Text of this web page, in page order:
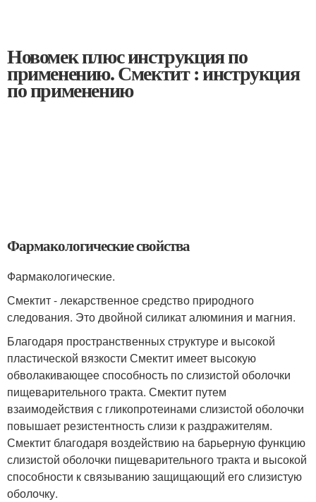
Новомек плюс инструкция по
применению. Смектит : инструкция
по применению
Фармакологические свойства
Фармакологические.
Смектит - лекарственное средство природного
следования. Это двойной силикат алюминия и магния.
Благодаря пространственных структуре и высокой
пластической вязкости Смектит имеет высокую
обволакивающее способность по слизистой оболочки
пищеварительного тракта. Смектит путем
взаимодействия с гликопротеинами слизистой оболочки
повышает резистентность слизи к раздражителям.
Смектит благодаря воздействию на барьерную функцию
слизистой оболочки пищеварительного тракта и высокой
способности к связыванию защищающий его слизистую
оболочку.